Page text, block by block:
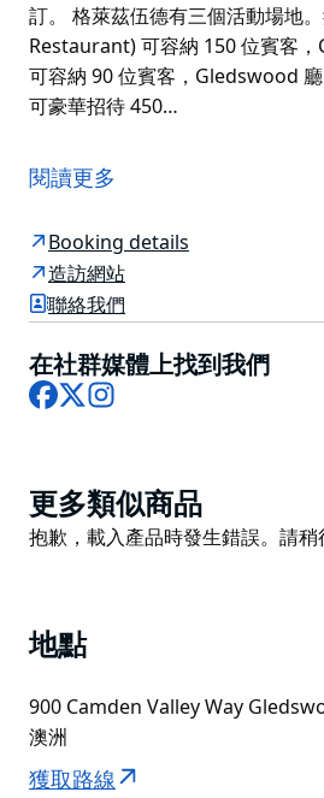
訂。 格萊茲伍德有三個活動場地
Restaurant) 可容納 150 位賓客
可容納 90 位賓客，Gledswood
可豪華招待 450…
Winery) 始建於 1810 年左右，佔
史悠久的莊園。這座由囚犯建造的
犯宿舍和酒窖位於馬車房 (Coach
咖啡館 (Drover's Café) 用餐。
不妨參加格萊茲伍德的家庭農場日
體驗剪羊毛、鞭打、投擲迴旋鏢、
總有新鮮刺激的活動等著您與親朋
格萊茲伍德莊園和酒莊也接受團體
前預訂。
可容納 90 位賓客，Gledswood
可豪華招待 450 位賓客。
Gledswood 的殖民風格花園非常
享用餐前飲料。
閱讀更多
Booking details
造訪網站
聯絡我們
在社群媒體上找到我們
Facebook
X
Product
List
更多類似商品
Product
抱歉，載入產品時發生錯誤。請稍
地點
900 Camden Valley Way
澳洲
獲取路線